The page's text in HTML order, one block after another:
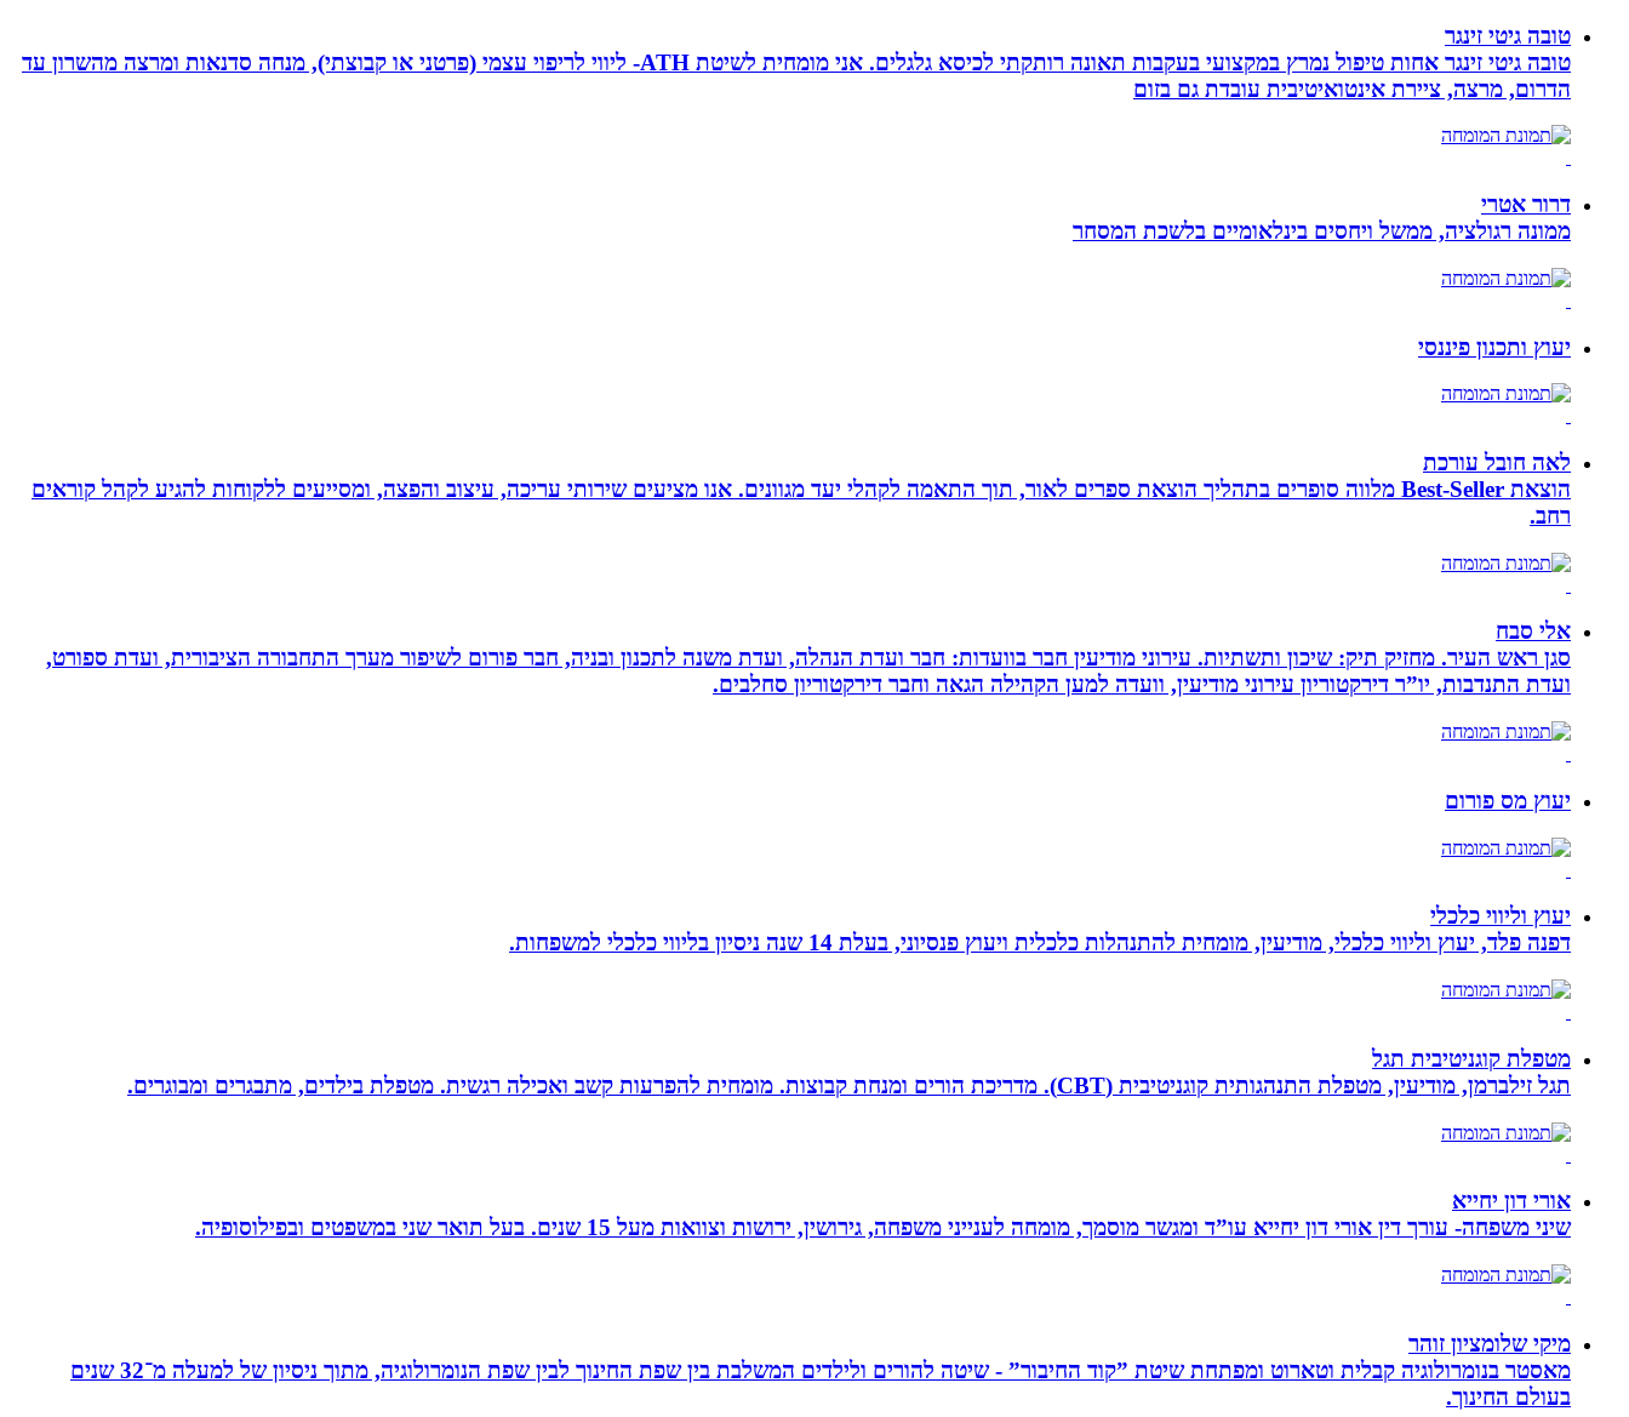
טובה גיטי זינגר
טובה גיטי זינגר אחות טיפול נמרץ במקצועי בעקבות תאונה רותקתי לכיסא גלגלים. אני מומחית לשיטת ATH- ליווי לריפוי עצמי (פרטני או קבוצתי), מנחה סדנאות ומרצה מהשרון עד
הדרום, מרצה, ציירת אינטואיטיבית עובדת גם בזום
דרור אטרי
ממונה רגולציה, ממשל ויחסים בינלאומיים בלשכת המסחר
יעוץ ותכנון פיננסי
לאה חובל עורכת
הוצאת Best-Seller מלווה סופרים בתהליך הוצאת ספרים לאור, תוך התאמה לקהלי יעד מגוונים. אנו מציעים שירותי עריכה, עיצוב והפצה, ומסייעים ללקוחות להגיע לקהל קוראים
רחב.
אלי סבח
סגן ראש העיר. מחזיק תיק: שיכון ותשתיות. עירוני מודיעין חבר בוועדות: חבר ועדת הנהלה, ועדת משנה לתכנון ובניה, חבר פורום לשיפור מערך התחבורה הציבורית, ועדת ספורט,
ועדת התנדבות, יו”ר דירקטוריון עירוני מודיעין, וועדה למען הקהילה הגאה וחבר דירקטוריון סחלבים.
יעוץ מס פורום
יעוץ וליווי כלכלי
דפנה פלד, יעוץ וליווי כלכלי, מודיעין, מומחית להתנהלות כלכלית ויעוץ פנסיוני, בעלת 14 שנה ניסיון בליווי כלכלי למשפחות.
מטפלת קוגניטיבית תגל
תגל זילברמן, מודיעין, מטפלת התנהגותית קוגניטיבית (CBT). מדריכת הורים ומנחת קבוצות. מומחית להפרעות קשב ואכילה רגשית. מטפלת בילדים, מתבגרים ומבוגרים.
אורי דון יחייא
שיני משפחה- עורך דין אורי דון יחייא עו”ד ומגשר מוסמך, מומחה לענייני משפחה, גירושין, ירושות וצוואות מעל 15 שנים. בעל תואר שני במשפטים ובפילוסופיה.
מיקי שלומציון זוהר
מאסטר בנומרולוגיה קבלית וטארוט ומפתחת שיטת ”קוד החיבור” - שיטה להורים ולילדים המשלבת בין שפת החינוך לבין שפת הנומרולוגיה, מתוך ניסיון של למעלה מ־32 שנים
בעולם החינוך.